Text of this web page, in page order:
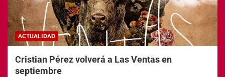
ACTUALIDAD
Cristian Pérez volverá a Las Ventas en
septiembre